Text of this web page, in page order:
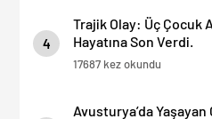
4
Trajik Olay: Üç Çocuk
Hayatına Son Verdi.
17687 kez okundu
Avusturya’da